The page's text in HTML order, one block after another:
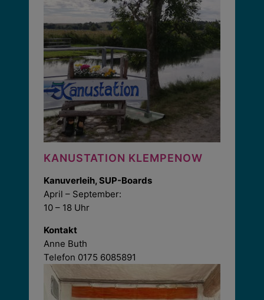
KANUSTATION KLEMPENOW
Kanuverleih, SUP-Boards
April – September:
10 – 18 Uhr
Kontakt
Anne Buth
Telefon 0175 6085891